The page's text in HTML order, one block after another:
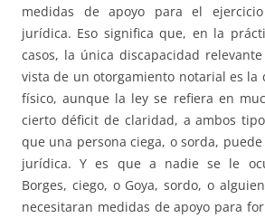
medidas de apoyo para el
jurídica. Eso significa que, en la
casos, la única discapacidad
vista de un otorgamiento notarial es la
físico, aunque la ley se refiera en
cierto déficit de claridad, a ambos
que una persona ciega, o sorda,
jurídica. Y es que a nadie se le
Borges, ciego, o Goya, sordo, o
necesitaran medidas de apoyo para